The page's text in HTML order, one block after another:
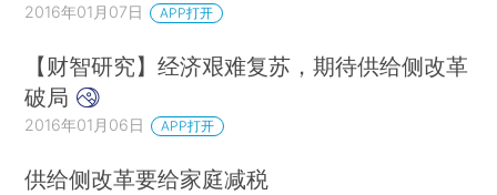
2016年01月07日 APP打开
【财智研究】经济艰难复苏，期待供给侧改革
破局
2016年01月06日 APP打开
供给侧改革要给家庭减税